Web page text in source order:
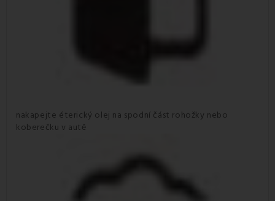
nakapejte éterický olej na spodní část rohožky nebo
koberečku v autě